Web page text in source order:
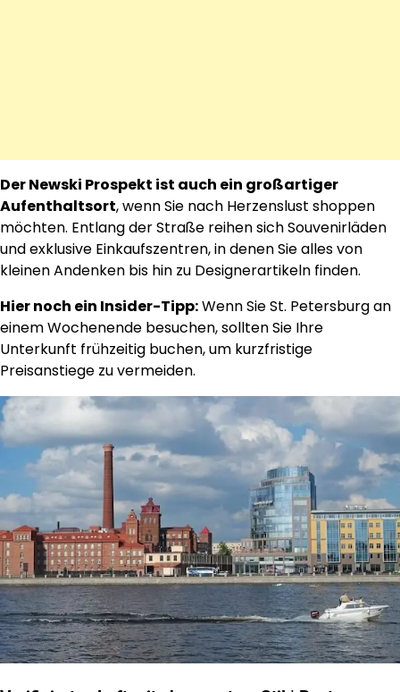
Der Newski Prospekt ist auch ein großartiger
Aufenthaltsort, wenn Sie nach Herzenslust shoppen
möchten. Entlang der Straße reihen sich Souvenirläden
und exklusive Einkaufszentren, in denen Sie alles von
kleinen Andenken bis hin zu Designerartikeln finden.
Hier noch ein Insider-Tipp:Wenn Sie St. Petersburg an
einem Wochenende besuchen, sollten Sie Ihre
Unterkunft frühzeitig buchen, um kurzfristige
Preisanstiege zu vermeiden.